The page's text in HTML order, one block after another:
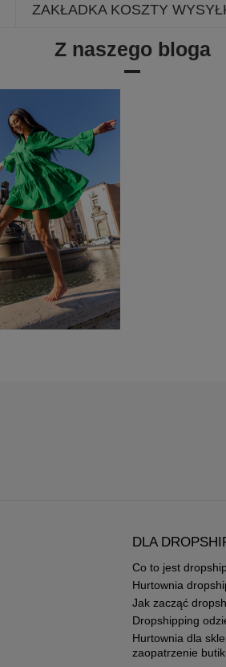
ZAKŁADKA KOSZTY
Z naszego bloga
DLA
Co to jest
Hurtownia
Jak zacząć
Dropshipping
Hurtownia dla
zaopatrzenie